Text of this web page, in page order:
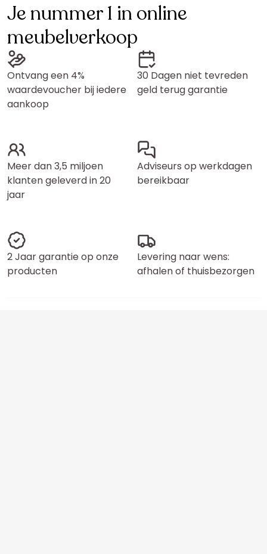
Je nummer 1 in online
meubelverkoop
Ontvang een 4%
waardevoucher bij iedere
aankoop
30 Dagen niet tevreden
geld terug garantie
Meer dan 3,5 miljoen
klanten geleverd in 20
jaar
Adviseurs op werkdagen
bereikbaar
2 Jaar garantie op onze
producten
Levering naar wens:
afhalen of thuisbezorgen